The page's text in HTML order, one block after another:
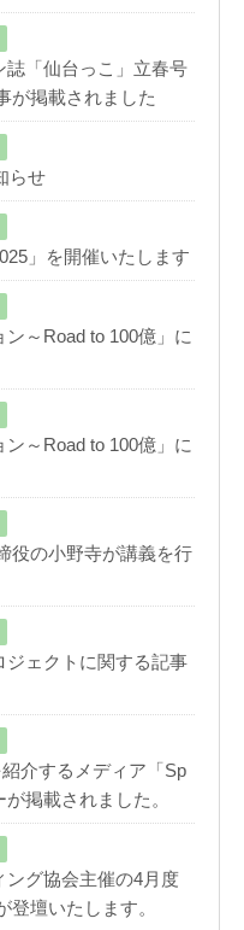
誌「仙台っこ」立春号
が掲載されました
らせ
」を開催いたします
ン～Road to 100億」に
ン～Road to 100億」に
役の小野寺が講義を行
ェクトに関する記事
介するメディア「Sp
掲載されました。
ング協会主催の4月度
壇いたします。